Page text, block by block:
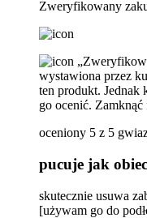
Zweryfikowany
wystawiona przez
ten produkt. Jednak
go ocenić. Zamknąć
oceniony 5 z 5
pucuje jak
skutecznie usuwa
[używam go do